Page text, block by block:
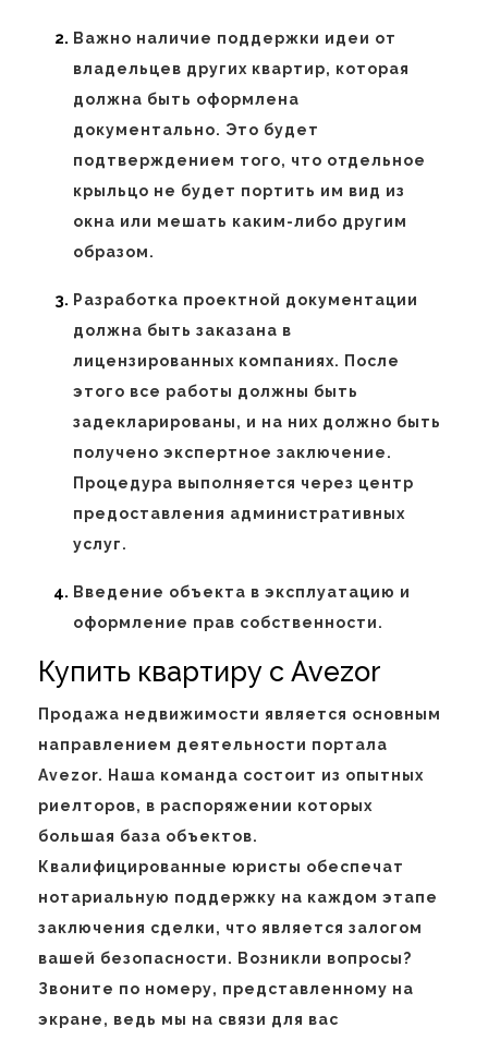
Важно наличие поддержки идеи от
владельцев других квартир, которая
должна быть оформлена
документально. Это будет
подтверждением того, что отдельное
крыльцо не будет портить им вид из
окна или мешать каким-либо другим
образом.
Разработка проектной документации
должна быть заказана в
лицензированных компаниях. После
этого все работы должны быть
задекларированы, и на них должно быть
получено экспертное заключение.
Процедура выполняется через центр
предоставления административных
услуг.
Введение объекта в эксплуатацию и
оформление прав собственности.
Купить квартиру с Avezor
Продажа недвижимости является основным
направлением деятельности портала
Avezor. Наша команда состоит из опытных
риелторов, в распоряжении которых
большая база объектов.
Квалифицированные юристы обеспечат
нотариальную поддержку на каждом этапе
заключения сделки, что является залогом
вашей безопасности. Возникли вопросы?
Звоните по номеру, представленному на
экране, ведь мы на связи для вас